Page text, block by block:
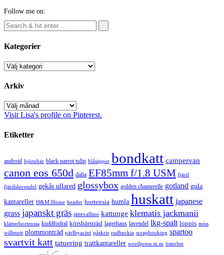
Follow me on:
Kategorier
Kategorier
Arkiv
Arkiv
Visit Lisa's profile on Pinterest.
Etiketter
android björnbär black parrot tulip blåsippor bondkatt campervan
canon eos 650d dalia EF85mm f/1.8 USM fjäril
fjärilslavendel gekås ullared glossybox golden chanterelle gotland gula
kantareller H&M Home header hortensia humla huskatt japanese
grass japanskt gräs jättevallmo kattunge klematis jackmanii
klätterhortensia kuddfodral körsbärsträd lagerhaus lavendel lkg-spalt loppis miss
willmott plommonträd pärlhyacint påskris rudbeckia scrapbooking spartoo
svartvit katt tatuering trattkantareller wordpress m.m österlen